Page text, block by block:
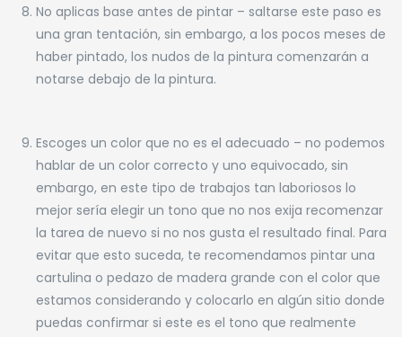
No aplicas base antes de pintar – saltarse este paso es
una gran tentación, sin embargo, a los pocos meses de
haber pintado, los nudos de la pintura comenzarán a
notarse debajo de la pintura.
Escoges un color que no es el adecuado – no podemos
hablar de un color correcto y uno equivocado, sin
embargo, en este tipo de trabajos tan laboriosos lo
mejor sería elegir un tono que no nos exija recomenzar
la tarea de nuevo si no nos gusta el resultado final. Para
evitar que esto suceda, te recomendamos pintar una
cartulina o pedazo de madera grande con el color que
estamos considerando y colocarlo en algún sitio donde
puedas confirmar si este es el tono que realmente